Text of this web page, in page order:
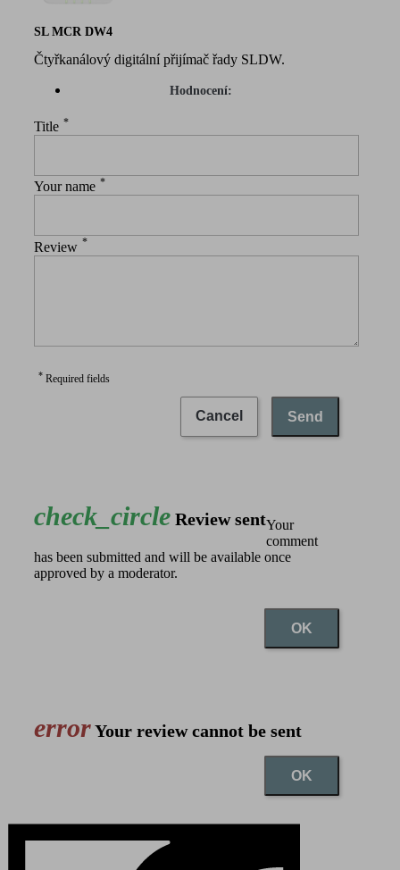
SL MCR DW4
Čtyřkanálový digitální přijímač řady SLDW.
Hodnocení:
Title *
Your name *
Review *
* Required fields
Cancel Send
check_circle Review sentYour
comment
has been submitted and will be available once
approved by a moderator.
OK
errorYour review cannot be sent
OK